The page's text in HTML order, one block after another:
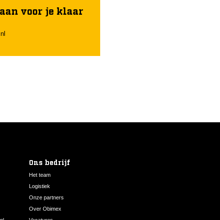
voor je klaar
Ons bedrijf
Het team
Logistiek
Onze partners
Over Obimex